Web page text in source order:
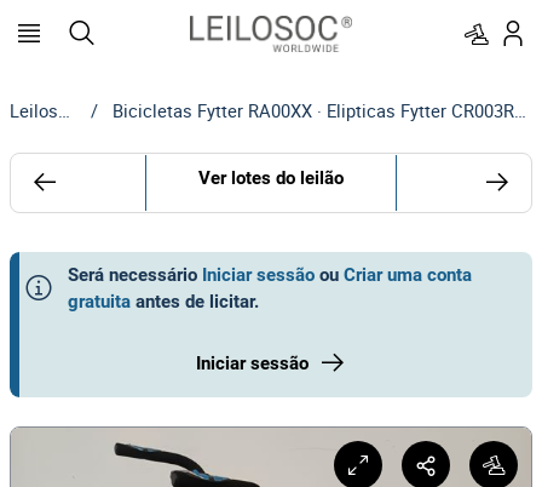
Leilosoc / Bicicletas Fytter RA00XX · Elipticas Fytter CR003RNG
Ver lotes do leilão
Será necessário Iniciar sessão ou Criar uma conta
gratuita antes de licitar.
Iniciar sessão